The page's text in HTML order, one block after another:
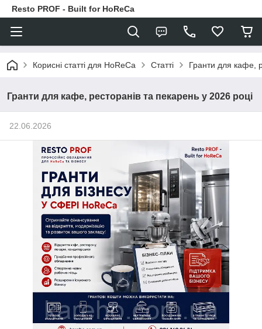
Resto PROF - Built for HoReCa
Корисні статті для HoReCa Статті Гранти для кафе,
Гранти для кафе, ресторанів та пекарень у 2026 році
22.06.2026